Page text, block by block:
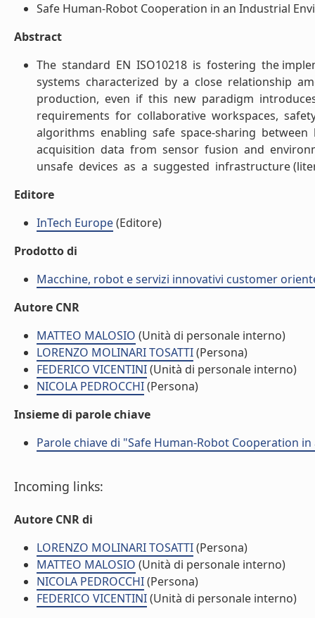
Safe Human-Robot Cooperation in an Industrial
Abstract
The standard EN ISO10218 is fostering the
systems characterized by a close relationship
production, even if this new paradigm
requirements for collaborative workspaces,
algorithms enabling safe space-sharing
acquisition data from sensor fusion and
unsafe devices as a suggested infrastructure
Editore
InTech Europe(Editore)
Prodotto di
Macchine, robot e servizi innovativi customer
Autore CNR
MATTEO MALOSIO (Unità di personale interno)
LORENZO MOLINARI TOSATTI(Persona)
FEDERICO VICENTINI(Unità di personale interno)
NICOLA PEDROCCHI(Persona)
Insieme di parole chiave
Parole chiave di "Safe Human-Robot Cooperation
Incoming links:
Autore CNR di
LORENZO MOLINARI TOSATTI(Persona)
MATTEO MALOSIO (Unità di personale interno)
NICOLA PEDROCCHI(Persona)
FEDERICO VICENTINI(Unità di personale interno)